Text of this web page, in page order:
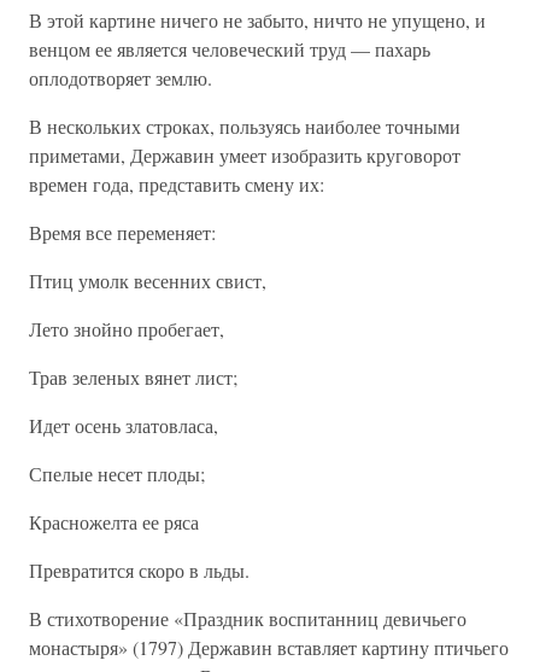
В этой картине ничего не забыто, ничто не упущено, и
венцом ее является человеческий труд — пахарь
оплодотворяет землю.
В нескольких строках, пользуясь наиболее точными
приметами, Державин умеет изобразить круговорот
времен года, представить смену их:
Время все переменяет:
Птиц умолк весенних свист,
Лето знойно пробегает,
Трав зеленых вянет лист;
Идет осень златовласа,
Спелые несет плоды;
Красножелта ее ряса
Превратится скоро в льды.
В стихотворение «Праздник воспитанниц девичьего
монастыря» (1797) Державин вставляет картину птичьего